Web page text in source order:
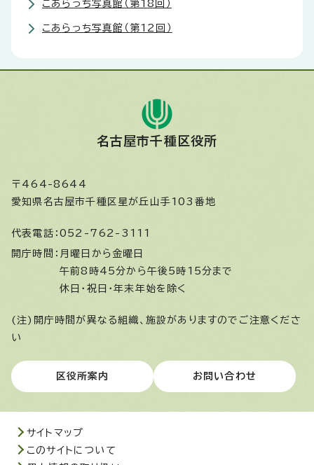
こあらっち写真館（第18回）
こあらっち写真館（第12回）
名古屋市千種区役所
〒464-8644
愛知県名古屋市千種区星が丘山手103番地
代表電話： 052-762-3111
開庁時間： 月曜日から金曜日
午前8時45分から午後5時15分まで
休日・祝日・年末年始を除く
(注)開庁時間が異なる組織、施設がありますのでご注意くださ
い
区役所案内 お問い合わせ
サイトマップ
このサイトについて